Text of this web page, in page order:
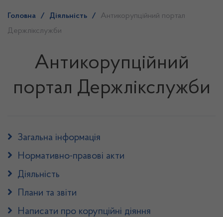
Головна / Діяльність /
Антикорупційний портал
Держлікслужби
Антикорупційний
портал Держлікслужби
Загальна інформація
Нормативно-правові акти
Діяльність
Плани та звіти
Написати про корупційні діяння